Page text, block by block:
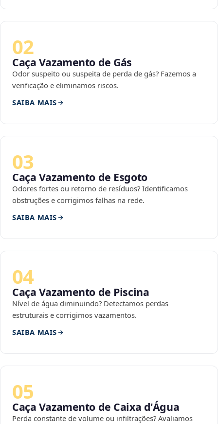
02
Caça Vazamento de Gás
Odor suspeito ou suspeita de perda de gás? Fazemos a
verificação e eliminamos riscos.
SAIBA MAIS
03
Caça Vazamento de Esgoto
Odores fortes ou retorno de resíduos? Identificamos
obstruções e corrigimos falhas na rede.
SAIBA MAIS
04
Caça Vazamento de Piscina
Nível de água diminuindo? Detectamos perdas
estruturais e corrigimos vazamentos.
SAIBA MAIS
05
Caça Vazamento de Caixa d'Água
Perda constante de volume ou infiltrações? Avaliamos